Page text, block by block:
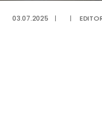
03.07.2025 | |